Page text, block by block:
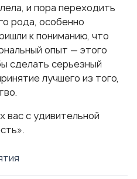
и пора переходить
рода, особенно
к пониманию, что
опыт — этого
сделать серьезный
лучшего из того,
вас с удивительной